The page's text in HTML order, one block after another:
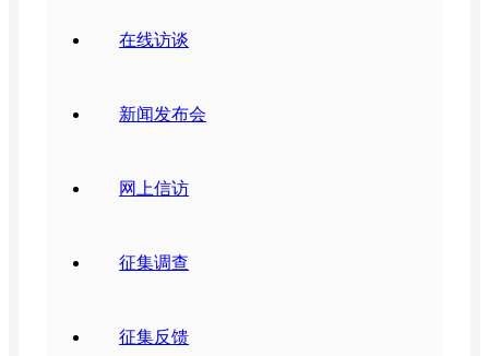
在线访谈
新闻发布会
网上信访
征集调查
征集反馈